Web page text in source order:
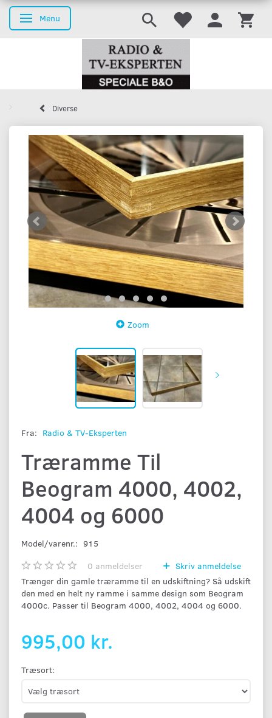
Skifte navigation
Menu
Diverse
Zoom
Fra: Radio & TV-Eksperten
Træramme Til
Beogram 4000, 4002,
4004 og 6000
Model/varenr.: 915
0 anmeldelser
Skriv anmeldelse
Trænger din gamle træramme til en udskiftning? Så udskift
den med en helt ny ramme i samme design som Beogram
4000c. Passer til Beogram 4000, 4002, 4004 og 6000.
995,00 kr.
Træsort: